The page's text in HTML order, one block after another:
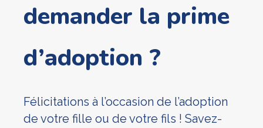
demander la prime
d’adoption ?
Félicitations à l’occasion de l’adoption
de votre fille ou de votre fils ! Savez-